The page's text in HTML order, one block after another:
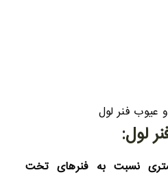
و عیوب فنر لول
لول:
نسبت به فنرهای تخت